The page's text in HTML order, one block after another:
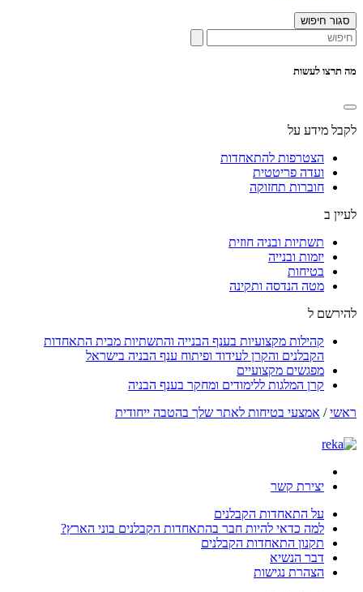
סגור חיפוש
מה תרצו לעשות
לקבל מידע על
הצטרפות להתאחדות
ועדה פריטטית
חוברות תחזוקה
לעיין ב
תשתיות ובניה חוזית
יזמות ובנייה
בטיחות
מטה הנדסה ותקינה
להירשם ל
קהילות מקצועיות בענף הבנייה והתשתיות מבית התאחדות
הקבלנים והקרן לעידוד ופיתוח ענף הבניה בישראל
מפגשים מקצועיים
קרן המלגות ללימודים ומחקר בענף הבניה
ראשי/ אמצעי בטיחות לאתר שלך בהטבה ייחודית
יצירת קשר
על התאחדות הקבלנים
למה כדאי להיות חבר בהתאחדות הקבלנים בוני הארץ?
תקנון התאחדות הקבלנים
דבר הנשיא
הצהרת נגישות